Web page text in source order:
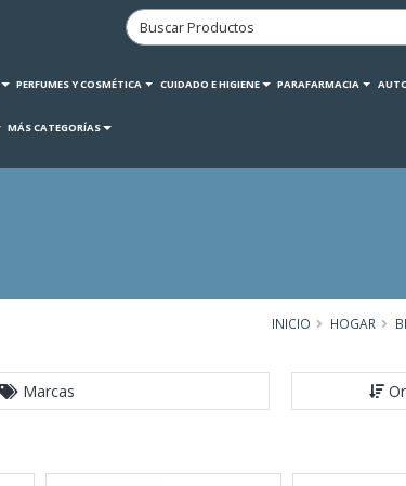
PERFUMES Y COSMÉTICA CUIDADO E HIGIENE PARAFARMACIA
MÁS CATEGORÍAS
INICIO HOGAR
Marcas